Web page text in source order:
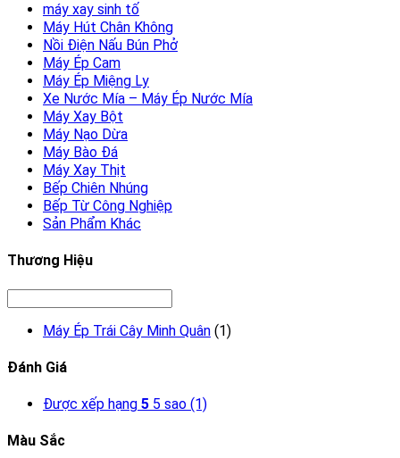
máy xay sinh tố
Máy Hút Chân Không
Nồi Điện Nấu Bún Phở
Máy Ép Cam
Máy Ép Miệng Ly
Xe Nước Mía – Máy Ép Nước Mía
Máy Xay Bột
Máy Nạo Dừa
Máy Bào Đá
Máy Xay Thịt
Bếp Chiên Nhúng
Bếp Từ Công Nghiệp
Sản Phẩm Khác
Thương Hiệu
Máy Ép Trái Cây Minh Quân (1)
Đánh Giá
Được xếp hạng 5 5 sao (1)
Màu Sắc